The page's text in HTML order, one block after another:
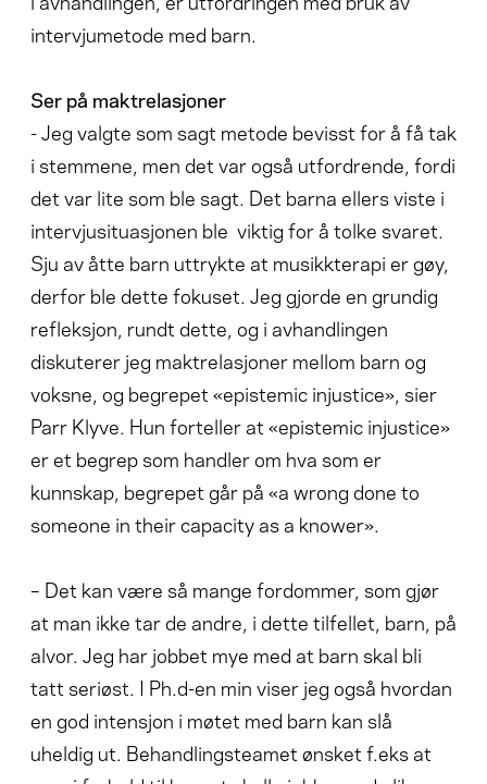
intervjumetode med barn.
Ser på maktrelasjoner
- Jeg valgte som sagt metode bevisst for å få tak
i stemmene, men det var også utfordrende, fordi
det var lite som ble sagt. Det barna ellers viste i
intervjusituasjonen ble viktig for å tolke svaret.
Sju av åtte barn uttrykte at musikkterapi er gøy,
derfor ble dette fokuset. Jeg gjorde en grundig
refleksjon, rundt dette, og i avhandlingen
diskuterer jeg maktrelasjoner mellom barn og
voksne, og begrepet «epistemic injustice», sier
Parr Klyve. Hun forteller at «epistemic injustice»
er et begrep som handler om hva som er
kunnskap, begrepet går på «a wrong done to
someone in their capacity as a knower».
– Det kan være så mange fordommer, som gjør
at man ikke tar de andre, i dette tilfellet, barn, på
alvor. Jeg har jobbet mye med at barn skal bli
tatt seriøst. I Ph.d-en min viser jeg også hvordan
en god intensjon i møtet med barn kan slå
uheldig ut. Behandlingsteamet ønsket f.eks at